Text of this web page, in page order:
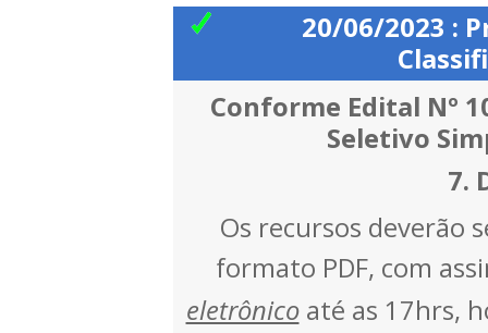
20/06/2023 :
Conforme Edital Nº
Seletivo
7.
Os recursos deverão
formato PDF, com
eletrônicoaté as 17hrs,